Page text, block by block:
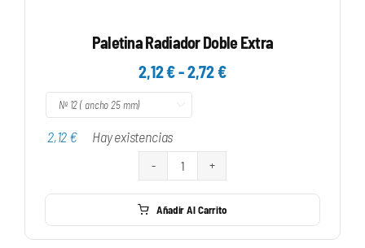
Paletina Radiador Doble Extra
2,12€-2,72€Rango
2,12 €
2,12€ Hay existencias
Paletina
Radiador
Doble
Añadir Al Carrito